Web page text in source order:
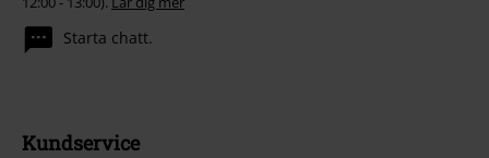
Starta chatt.
Kundservice